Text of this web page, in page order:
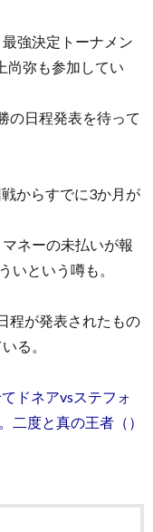
強決定トーナメン
尚弥も参加してい
の日程発表を待って
からすでに3か月が
ネーの未払いが報
いという噂も。
程が発表されたもの
る。
ドネアvsステフォ
二度と真の王者（）